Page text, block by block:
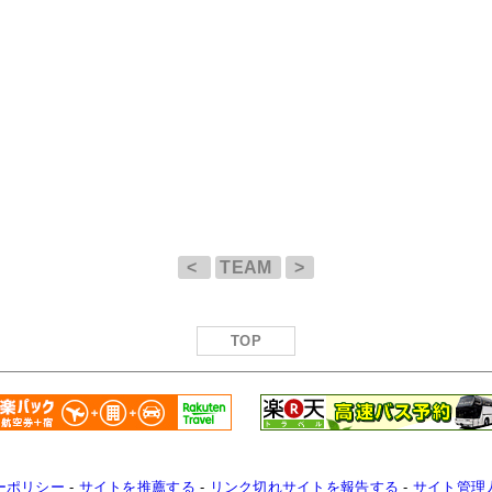
< TEAM >
TOP
ポリシー - サイトを推薦する - リンク切れサイトを報告する - サイト管理